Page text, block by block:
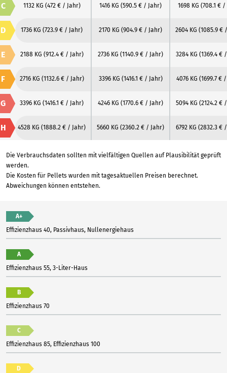
C 1132 KG (472 € / Jahr) 1416 KG (590.5 € / Jahr) 1698 KG (708.1 € /
D 1736 KG (723.9 € / Jahr) 2170 KG (904.9 € / Jahr) 2604 KG (1085.9 €
E 2188 KG (912.4 € / Jahr) 2736 KG (1140.9 € / Jahr) 3284 KG (1369.4 €
F 2716 KG (1132.6 € / Jahr) 3396 KG (1416.1 € / Jahr) 4076 KG (1699.7 €
G 3396 KG (1416.1 € / Jahr) 4246 KG (1770.6 € / Jahr) 5094 KG (2124.2 €
H 4528 KG (1888.2 € / Jahr) 5660 KG (2360.2 € / Jahr) 6792 KG (2832.3 €
Die Verbrauchsdaten sollten mit vielfältigen Quellen auf Plausibilität geprüft
werden.
Die Kosten für Pellets wurden mit tagesaktuellen Preisen berechnet.
Abweichungen können entstehen.
A+
Effizienzhaus 40, Passivhaus, Nullenergiehaus
A
Effizienzhaus 55, 3-Liter-Haus
B
Effizienzhaus 70
C
Effizienzhaus 85, Effizienzhaus 100
D